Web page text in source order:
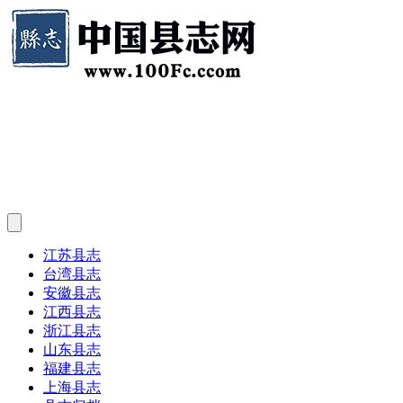
江苏县志
台湾县志
安徽县志
江西县志
浙江县志
山东县志
福建县志
上海县志